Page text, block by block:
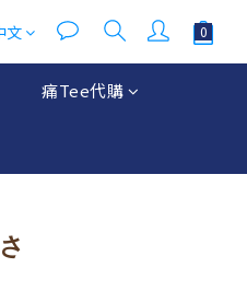
文
痛Tee代購
立即購買